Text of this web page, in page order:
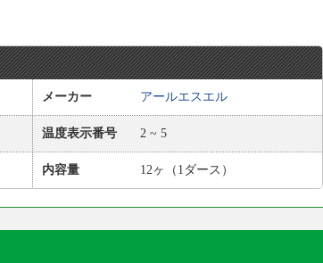
メーカー アールエスエル
温度表示番号 2 ~ 5
内容量 12ヶ（1ダース）